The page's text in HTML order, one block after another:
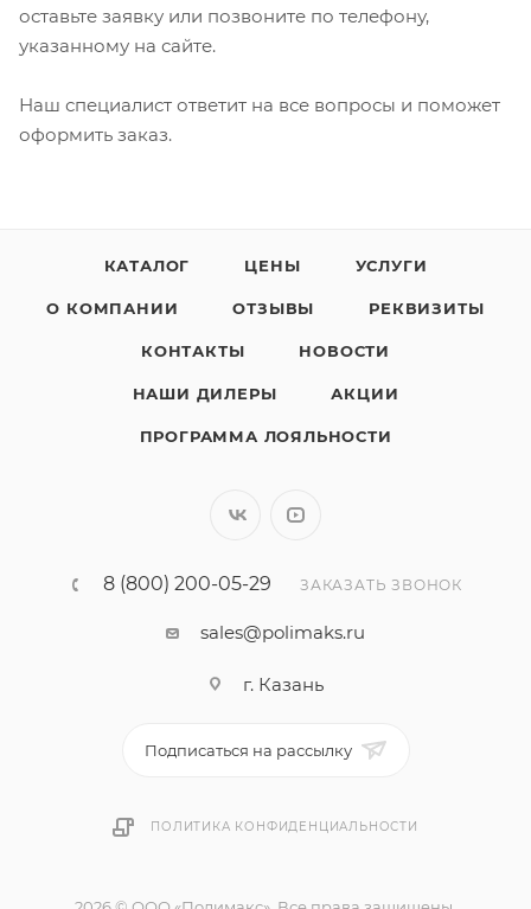
оставьте заявку или позвоните по телефону,
указанному на сайте.
Наш специалист ответит на все вопросы и поможет
оформить заказ.
КАТАЛОГ ЦЕНЫ УСЛУГИ
О КОМПАНИИ ОТЗЫВЫ РЕКВИЗИТЫ
КОНТАКТЫ НОВОСТИ
НАШИ ДИЛЕРЫ АКЦИИ
ПРОГРАММА ЛОЯЛЬНОСТИ
8 (800) 200-05-29 ЗАКАЗАТЬ ЗВОНОК
sales@polimaks.ru
г. Казань
Подписаться на рассылку
ПОЛИТИКА КОНФИДЕНЦИАЛЬНОСТИ